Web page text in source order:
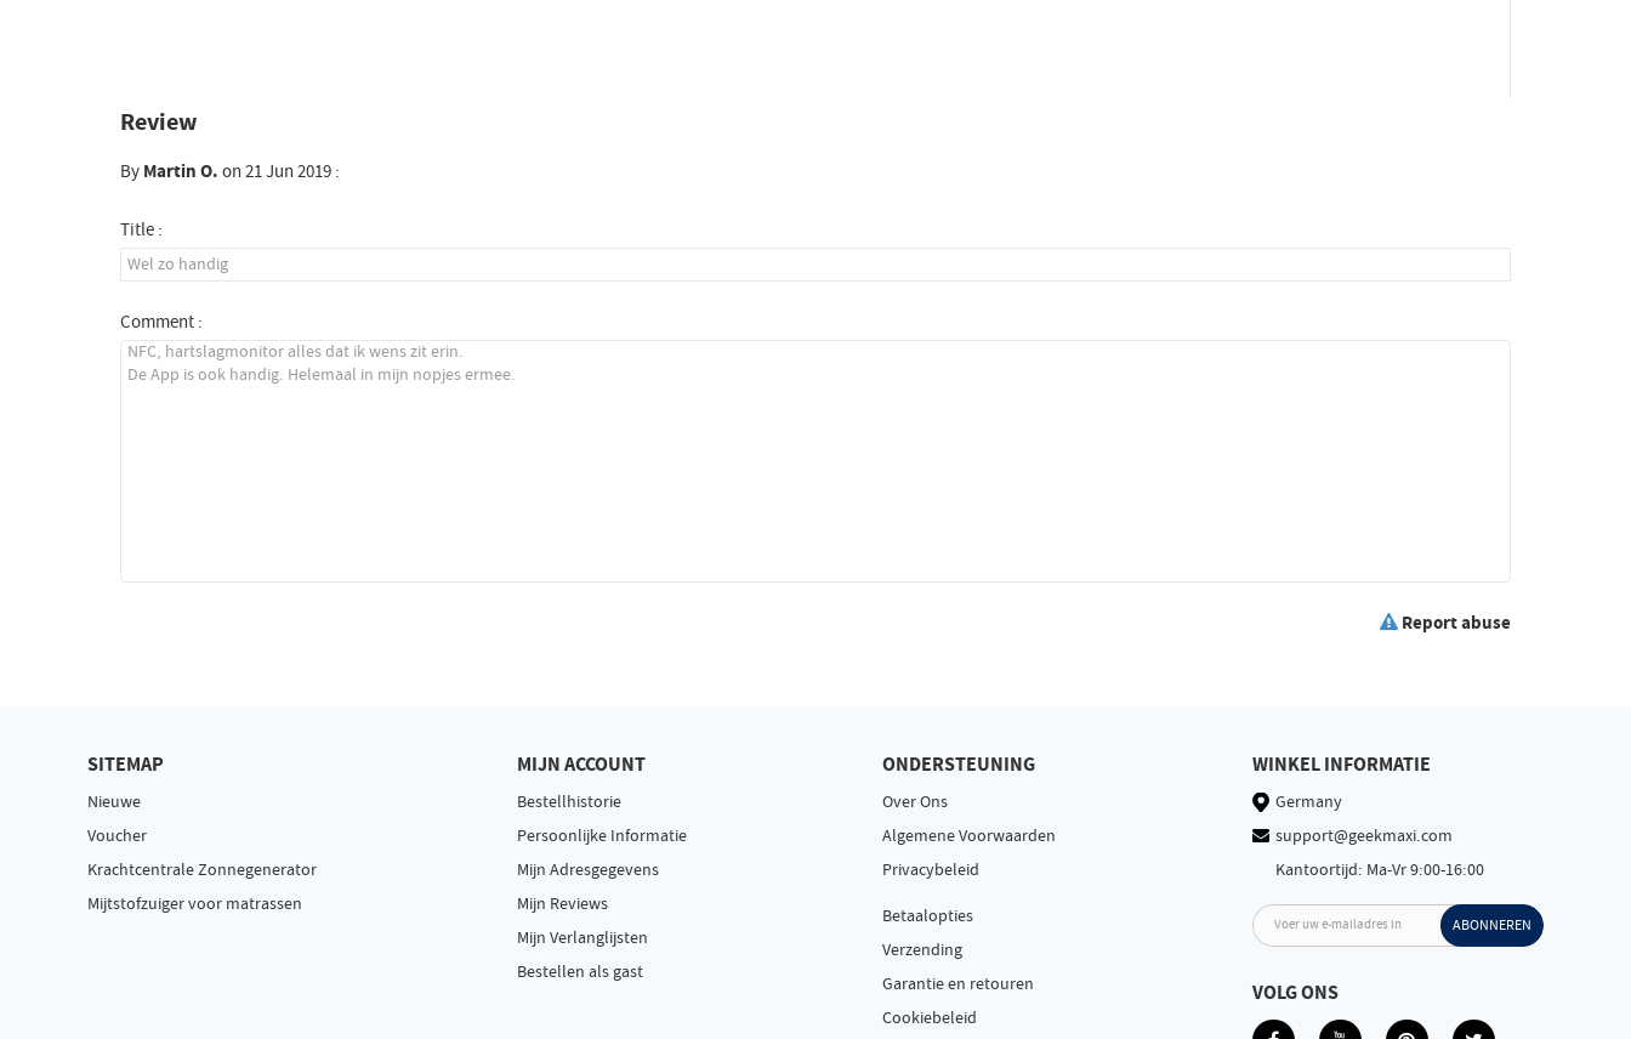
Review
ByMartin O.on 21 Jun 2019 :
Title :
Comment :
Report abuse
SITEMAP
Nieuwe
Voucher
Krachtcentrale Zonnegenerator
Mijtstofzuiger voor matrassen
MIJN ACCOUNT
Bestellhistorie
Persoonlijke Informatie
Mijn Adresgegevens
Mijn Reviews
Mijn Verlanglijsten
Bestellen als gast
ONDERSTEUNING
Over Ons
Algemene Voorwaarden
Privacybeleid
Betaalopties
Verzending
Garantie en retouren
Cookiebeleid
WINKEL INFORMATIE
Germany
support@geekmaxi.com
Kantoortijd: Ma-Vr 9:00-16:00
Voer uw e-mailadres in ABONNEREN
VOLG ONS